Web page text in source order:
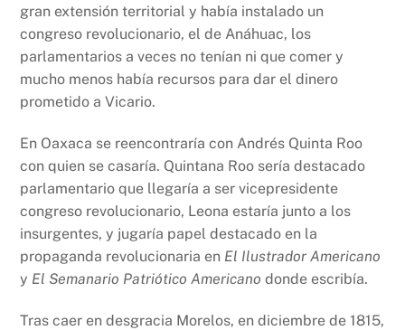
gran extensión territorial y había instalado un
congreso revolucionario, el de Anáhuac, los
parlamentarios a veces no tenían ni que comer y
mucho menos había recursos para dar el dinero
prometido a Vicario.
En Oaxaca se reencontraría con Andrés Quinta Roo
con quien se casaría. Quintana Roo sería destacado
parlamentario que llegaría a ser vicepresidente
congreso revolucionario, Leona estaría junto a los
insurgentes, y jugaría papel destacado en la
propaganda revolucionaria en El Ilustrador Americano
y El Semanario Patriótico Americano donde escribía.
Tras caer en desgracia Morelos, en diciembre de 1815,